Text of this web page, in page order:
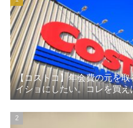
【コストコ】年会費の元を取
イショにしたい。コレを買え
パ良しランキング！